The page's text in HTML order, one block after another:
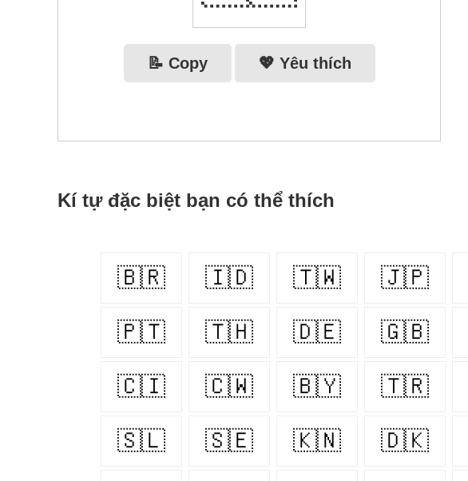
📝 Copy 💖 Yêu thích
Kí tự đặc biệt bạn có thể thích
🇧🇷 🇮🇩 🇹🇼 🇯🇵
🇵🇹 🇹🇭 🇩🇪 🇬🇧
🇨🇮 🇨🇼 🇧🇾 🇹🇷
🇸🇱 🇸🇪 🇰🇳 🇩🇰